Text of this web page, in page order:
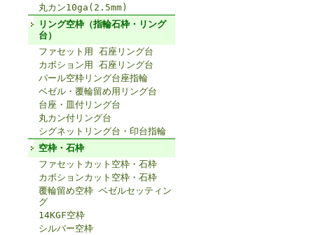
丸カン10ga(2.5mm)
リング空枠（指輪石枠・リング
台）
ファセット用 石座リング台
カボション用 石座リング台
パール空枠リング台座指輪
ベゼル・覆輪留め用リング台
台座・皿付リング台
丸カン付リング台
シグネットリング台・印台指輪
空枠・石枠
ファセットカット空枠・石枠
カボションカット空枠・石枠
覆輪留め空枠 ベゼルセッティン
グ
14KGF空枠
シルバー空枠